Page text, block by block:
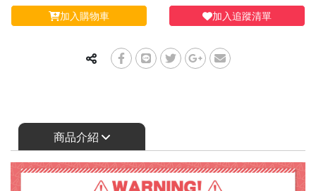
加入購物車 加入追蹤清單
商品介紹